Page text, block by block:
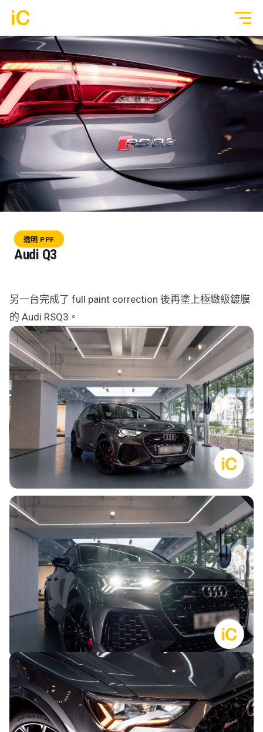
鍍膜塗層
GYEON 傳統鍍膜塗層
ULGO® Black Infinity™ 自修復鍍膜
PPF 車漆保護膜
透明 GYEON® PPF
轉色 OM® Individual Color PPF
3M® Crystalline™ 玻璃隔熱膜
行車紀錄儀安裝
為您推薦
車漆保護方案建議
全部作品
透明 PPF
轉色 Color PPF
鍍膜 Coating
透明 PPF
Audi Q3
另一台完成了 full paint correction 後再塗上極緻級鍍膜
的 Audi RSQ3。